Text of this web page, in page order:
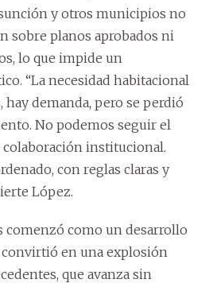
y otros municipios no
sobre planos aprobados ni
lo que impide un
“La necesidad habitacional
hay demanda, pero se perdió
No podemos seguir el
institucional.
con reglas claras y
López.
comenzó como un desarrollo
en una explosión
que avanza sin